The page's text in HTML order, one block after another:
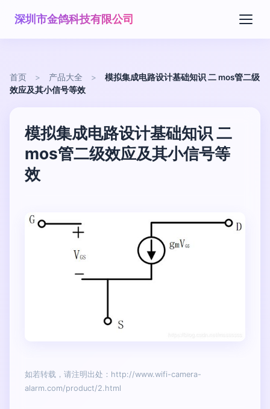
深圳市金鸽科技有限公司
首页 > 产品大全 >
模拟集成电路设计基础知识 二 mos管二级
效应及其小信号等效
模拟集成电路设计基础知识 二
mos管二级效应及其小信号等
效
如若转载，请注明出处：http://www.wifi-camera-
alarm.com/product/2.html